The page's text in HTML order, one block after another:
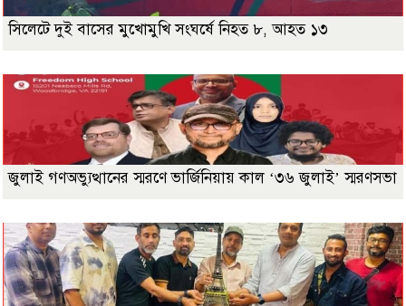
সিলেটে দুই বাসের মুখোমুখি সংঘর্ষে নিহত ৮, আহত ১৩
জুলাই গণঅভ্যুত্থানের স্মরণে ভার্জিনিয়ায় কাল ‘৩৬ জুলাই’ স্মরণসভা